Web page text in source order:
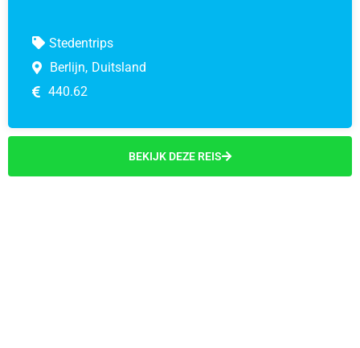
Stedentrips
Berlijn, Duitsland
440.62
BEKIJK DEZE REIS